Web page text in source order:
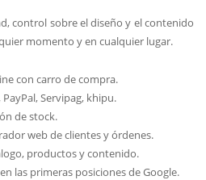
control sobre el diseño y el contenido
momento y en cualquier lugar.
con carro de compra.
Servipag, khipu.
de stock.
web de clientes y órdenes.
productos y contenido.
las primeras posiciones de Google.